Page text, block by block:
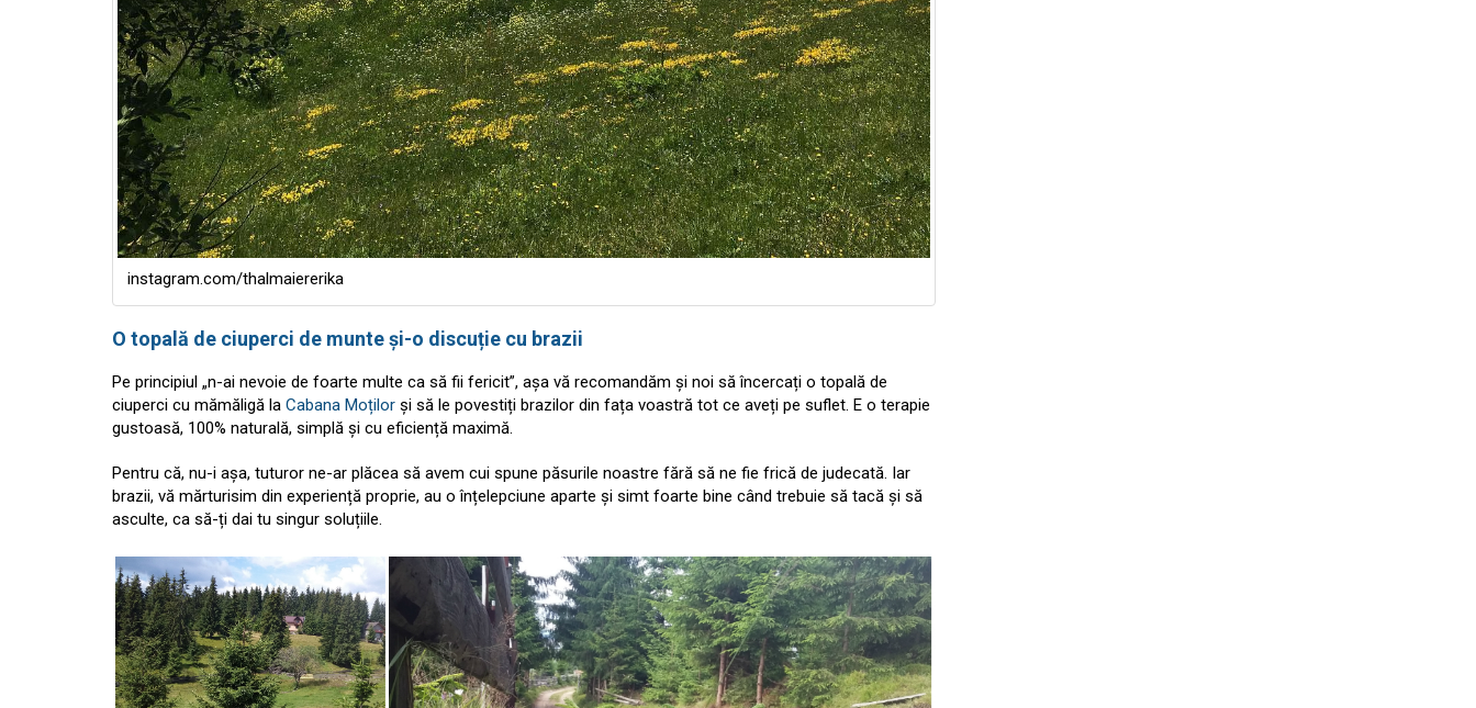
instagram.com/thalmaiererika
O topală de ciuperci de munte și-o discuție cu brazii
Pe principiul „n-ai nevoie de foarte multe ca să fii fericit”, așa vă recomandăm și noi să încercați o topală de
ciuperci cu mămăligă la Cabana Moților și să le povestiți brazilor din fața voastră tot ce aveți pe suflet. E o terapie
gustoasă, 100% naturală, simplă și cu eficiență maximă.
Pentru că, nu-i așa, tuturor ne-ar plăcea să avem cui spune păsurile noastre fără să ne fie frică de judecată. Iar
brazii, vă mărturisim din experiență proprie, au o înțelepciune aparte și simt foarte bine când trebuie să tacă și să
asculte, ca să-ți dai tu singur soluțiile.